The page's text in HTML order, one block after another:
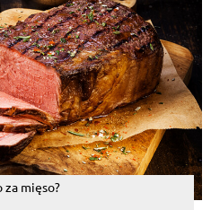
za mięso?